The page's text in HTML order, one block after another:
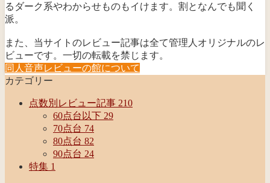
るダーク系やわからせものもイけます。割となんでも聞く
派。
また、当サイトのレビュー記事は全て管理人オリジナルのレ
ビューです。一切の転載を禁じます。
同人音声レビューの館について
カテゴリー
点数別レビュー記事 210
60点台以下 29
70点台 74
80点台 82
90点台 24
特集 1